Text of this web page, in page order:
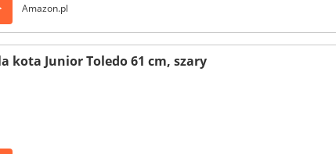
Amazon.pl
kota Junior Toledo 61 cm, szary